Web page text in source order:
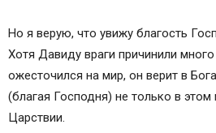
Но я верую, что увижу благость
Хотя Давиду враги причинили
ожесточился на мир, он верит в
(благая Господня) не только в
Царствии.